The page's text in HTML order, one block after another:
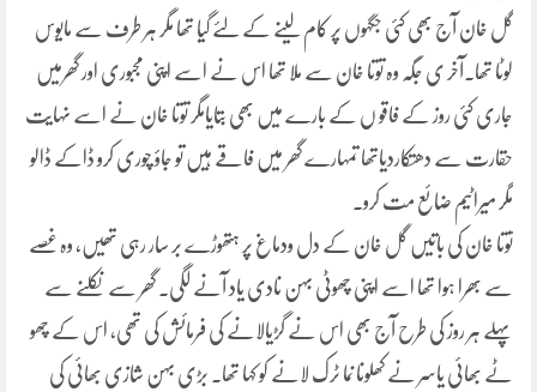
گل خان آج بھی کئی جگہوں پر کام لینے کے لئے گیا تھا مگر ہر طرف سے مایوس
لوٹا تھا۔آخر ی جگہ وہ توتا خان سے ملا تھا اس نے اسے اپنی مجبوری اور گھرمیں
جاری کئی روز کے فاقو ں کے بارے میں بھی بتایامگر توتا خان نے اسے نہایت
حقارت سے دھتکاردیاتھا تمہارے گھر میں فاقے ہیں تو جاؤ چوری کرو ڈاکے ڈالو
مگر میراٹیم ضائع مت کرو۔
توتا خان کی باتیں گل خان کے دل ودماغ پر ہتھوڑے بر سار رہی تھیں، وہ غصے
سے بھرا ہوا تھا اسے اپنی چھوٹی بہن نادی یاد آنے لگی۔ گھر سے نکلنے سے
پہلے ہر روز کی طرح آج بھی اس نے گڑیالانے کی فرمائش کی تھی، اس کے چھو
ٹے بھائی یاسر نے کھلونا نما ٹرک لانے کو کہا تھا۔ بڑی بہن شازی بھائی کی